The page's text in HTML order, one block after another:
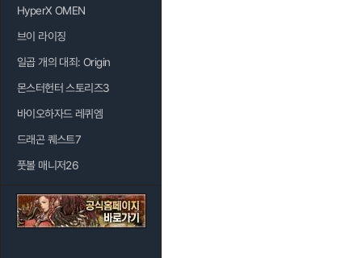
HyperX OMEN
브이 라이징
일곱 개의 대죄: Origin
몬스터헌터 스토리즈3
바이오하자드 레퀴엠
드래곤 퀘스트7
풋볼 매니저26